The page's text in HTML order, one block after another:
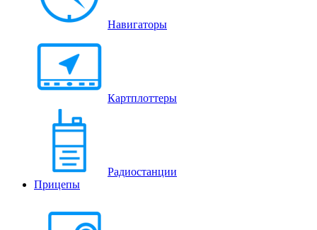
Навигаторы
Картплоттеры
Радиостанции
Прицепы